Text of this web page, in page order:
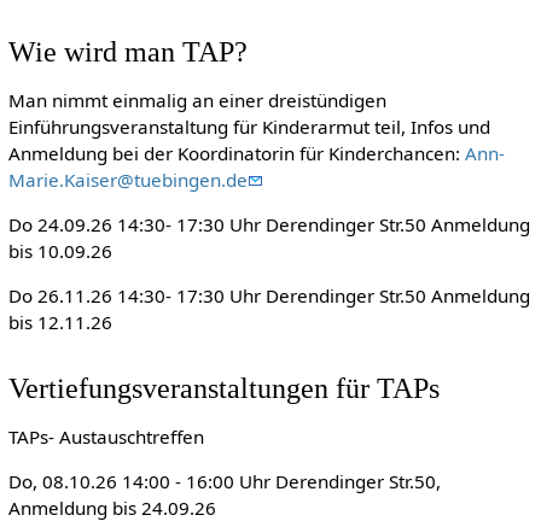
Wie wird man TAP?
Man nimmt einmalig an einer dreistündigen
Einführungsveranstaltung für Kinderarmut teil, Infos und
Anmeldung bei der Koordinatorin für Kinderchancen: Ann-
Marie.Kaiser@tuebingen.de
Do 24.09.26 14:30- 17:30 Uhr Derendinger Str.50 Anmeldung
bis 10.09.26
Do 26.11.26 14:30- 17:30 Uhr Derendinger Str.50 Anmeldung
bis 12.11.26
Vertiefungsveranstaltungen für TAPs
TAPs- Austauschtreffen
Do, 08.10.26 14:00 - 16:00 Uhr Derendinger Str.50,
Anmeldung bis 24.09.26